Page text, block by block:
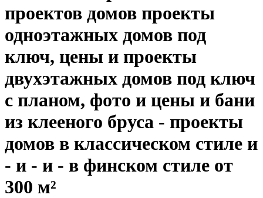
проектов домов проекты
одноэтажных домов под
ключ, цены и проекты
двухэтажных домов под ключ
с планом, фото и цены и бани
из клееного бруса - проекты
домов в классическом стиле и
- и - и - в финском стиле от
300 м²